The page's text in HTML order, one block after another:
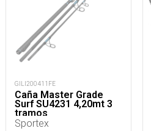
GILI200411FE
Caña Master Grade
Surf SU4231 4,20mt 3
tramos
Sportex